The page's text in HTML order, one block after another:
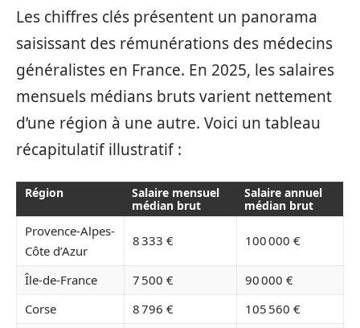
Les chiffres clés présentent un panorama
saisissant des rémunérations des médecins
généralistes en France. En 2025, les salaires
mensuels médians bruts varient nettement
d’une région à une autre. Voici un tableau
récapitulatif illustratif :
Région
Salaire mensuel
médian brut
Salaire annuel
médian brut
Provence-Alpes-
Côte d’Azur
8 333 € 100 000 €
Île-de-France 7 500 €
90 000 €
Corse
8 796 €
105 560 €